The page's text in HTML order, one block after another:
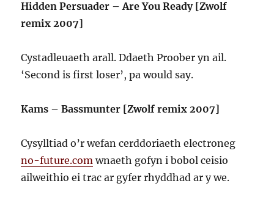
Hidden Persuader – Are You Ready [Zwolf
remix 2007]
Cystadleuaeth arall. Ddaeth Proober yn ail.
‘Second is first loser’, pa would say.
Kams – Bassmunter [Zwolf remix 2007]
Cysylltiad o’r wefan cerddoriaeth electroneg
no-future.com wnaeth gofyn i bobol ceisio
ailweithio ei trac ar gyfer rhyddhad ar y we.